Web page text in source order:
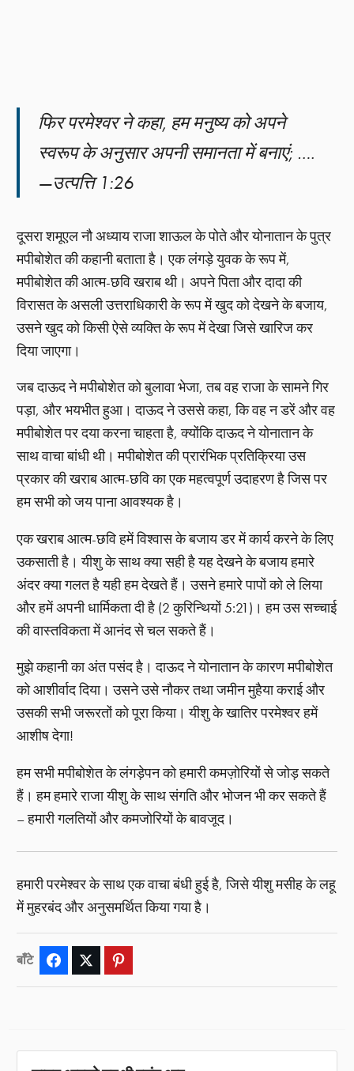
फिर परमेश्‍वर ने कहा, हम मनुष्य को अपने
स्वरूप के अनुसार अपनी समानता में बनाएं; ….
—उत्पत्ति 1:26
दूसरा शमूएल नौ अध्याय राजा शाऊल के पोते और योनातान के पुत्र
मपीबोशेत की कहानी बताता है। एक लंगड़े युवक के रूप में,
मपीबोशेत की आत्म-छवि खराब थी। अपने पिता और दादा की
विरासत के असली उत्तराधिकारी के रूप में खुद को देखने के बजाय,
उसने खुद को किसी ऐसे व्यक्ति के रूप में देखा जिसे खारिज कर
दिया जाएगा।
जब दाऊद ने मपीबोशेत को बुलावा भेजा, तब वह राजा के सामने गिर
पड़ा, और भयभीत हुआ। दाऊद ने उससे कहा, कि वह न डरें और वह
मपीबोशेत पर दया करना चाहता है, क्योंकि दाऊद ने योनातान के
साथ वाचा बांधी थी। मपीबोशेत की प्रारंभिक प्रतिक्रिया उस
प्रकार की खराब आत्म-छवि का एक महत्वपूर्ण उदाहरण है जिस पर
हम सभी को जय पाना आवश्यक है।
एक खराब आत्म-छवि हमें विश्वास के बजाय डर में कार्य करने के लिए
उकसाती है। यीशु के साथ क्या सही है यह देखने के बजाय हमारे
अंदर क्या गलत है यही हम देखते हैं। उसने हमारे पापों को ले लिया
और हमें अपनी धार्मिकता दी है (2 कुरिन्थियों 5:21)। हम उस सच्चाई
की वास्तविकता में आनंद से चल सकते हैं।
मुझे कहानी का अंत पसंद है। दाऊद ने योनातान के कारण मपीबोशेत
को आशीर्वाद दिया। उसने उसे नौकर तथा जमीन मुहैया कराई और
उसकी सभी जरूरतों को पूरा किया। यीशु के खातिर परमेश्वर हमें
आशीष देगा!
हम सभी मपीबोशेत के लंगड़ेपन को हमारी कमज़ोरियों से जोड़ सकते
हैं। हम हमारे राजा यीशु के साथ संगति और भोजन भी कर सकते हैं
– हमारी गलतियों और कमजोरियों के बावजूद।
हमारी परमेश्वर के साथ एक वाचा बंधी हुई है, जिसे यीशु मसीह के लहू
में मुहरबंद और अनुसमर्थित किया गया है।
बाँटे Facebook Twitter